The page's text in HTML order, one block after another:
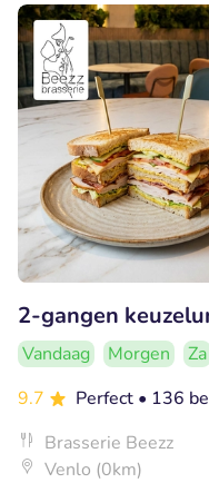
2-gangen
Vandaag Morgen Za
9.7
Perfect • 136
Brasserie Beezz
Venlo (0km)